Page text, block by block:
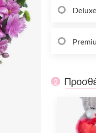
2